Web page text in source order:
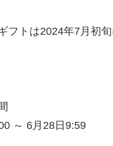
フトは2024年7月初旬
～ 6月28日9:59